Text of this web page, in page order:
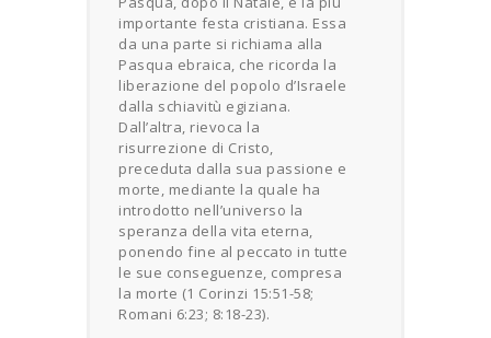
importante festa cristiana. Essa
da una parte si richiama alla
Pasqua ebraica, che ricorda la
liberazione del popolo d’Israele
dalla schiavitù egiziana.
Dall’altra, rievoca la
risurrezione di Cristo,
preceduta dalla sua passione e
morte, mediante la quale ha
introdotto nell’universo la
speranza della vita eterna,
ponendo fine al peccato in tutte
le sue conseguenze, compresa
la morte (1 Corinzi 15:51-58;
Romani 6:23; 8:18-23).